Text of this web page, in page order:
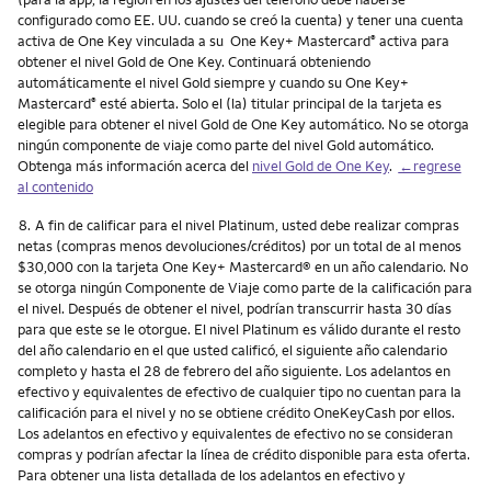
configurado como EE. UU. cuando se creó la cuenta) y tener una cuenta
activa de One Key vinculada a su One Key+ Mastercard® activa para
obtener el nivel Gold de One Key. Continuará obteniendo
automáticamente el nivel Gold siempre y cuando su One Key+
Mastercard® esté abierta. Solo el (la) titular principal de la tarjeta es
elegible para obtener el nivel Gold de One Key automático. No se otorga
ningún componente de viaje como parte del nivel Gold automático.
Obtenga más información acerca del nivel Gold de One Key. ←regrese
al contenido
Nota
8. A fin de calificar para el nivel Platinum, usted debe realizar compras
netas (compras menos devoluciones/créditos) por un total de al menos
$30,000 con la tarjeta One Key+ Mastercard® en un año calendario. No
se otorga ningún Componente de Viaje como parte de la calificación para
el nivel. Después de obtener el nivel, podrían transcurrir hasta 30 días
para que este se le otorgue. El nivel Platinum es válido durante el resto
del año calendario en el que usted calificó, el siguiente año calendario
completo y hasta el 28 de febrero del año siguiente. Los adelantos en
efectivo y equivalentes de efectivo de cualquier tipo no cuentan para la
calificación para el nivel y no se obtiene crédito OneKeyCash por ellos.
Los adelantos en efectivo y equivalentes de efectivo no se consideran
compras y podrían afectar la línea de crédito disponible para esta oferta.
Para obtener una lista detallada de los adelantos en efectivo y